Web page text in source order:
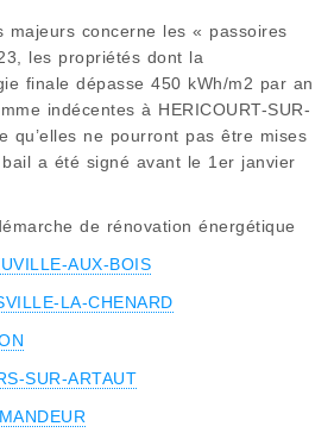
majeurs concerne les « passoires
les propriétés dont la
finale dépasse 450 kWh/m2 par an
indécentes à HERICOURT-SUR-
qu’elles ne pourront pas être mises
a été signé avant le 1er janvier
de rénovation énergétique
AUX-BOIS
LA-CHENARD
SUR-ARTAUT